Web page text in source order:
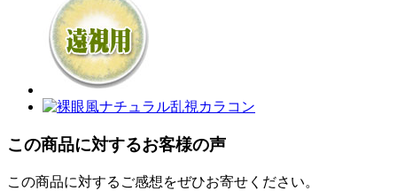
この商品に対するお客様の声
この商品に対するご感想をぜひお寄せください。